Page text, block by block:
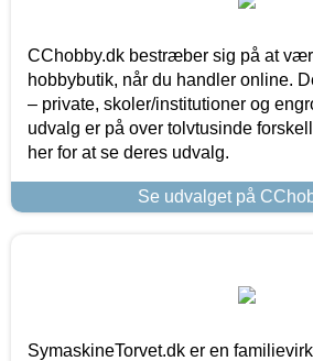
CChobby.dk bestræber sig på at
hobbybutik, når du handler online.
– private, skoler/institutioner og
udvalg er på over tolvtusinde
her for at se deres udvalg.
Se udvalget på
SymaskineTorvet.dk er en